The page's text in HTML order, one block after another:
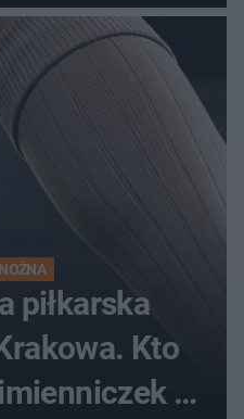
piłkarska
Kto
na